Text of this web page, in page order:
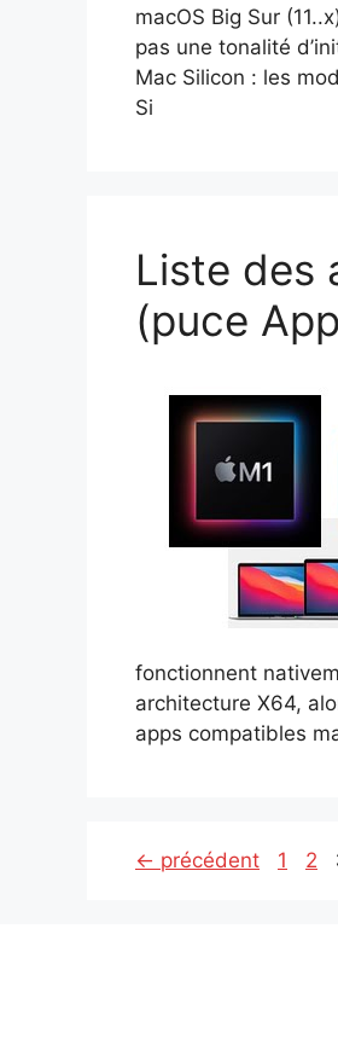
macOS Big Sur
pas une tonalité
Mac Silicon : les
Si
Liste des
(puce
fonctionnent
architecture X64,
apps compatibles
← précédent Page
1 2